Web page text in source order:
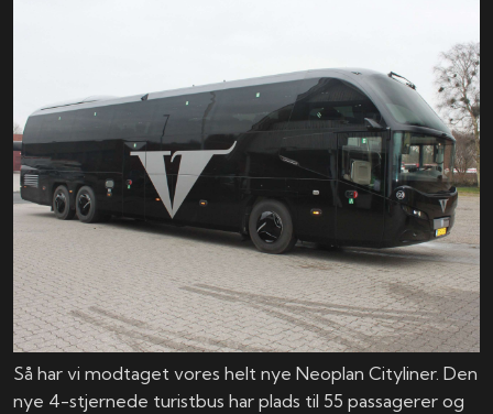
Så har vi modtaget vores helt nye Neoplan Cityliner. Den
nye 4-stjernede turistbus har plads til 55 passagerer og